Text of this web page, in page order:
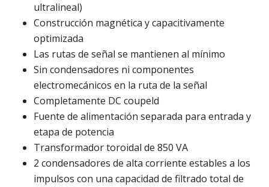
ultralineal)
Construcción magnética y capacitivamente
optimizada
Las rutas de señal se mantienen al mínimo
Sin condensadores ni componentes
electromecánicos en la ruta de la señal
Completamente DC coupeld
Fuente de alimentación separada para entrada y
etapa de potencia
Transformador toroidal de 850 VA
2 condensadores de alta corriente estables a los
impulsos con una capacidad de filtrado total de